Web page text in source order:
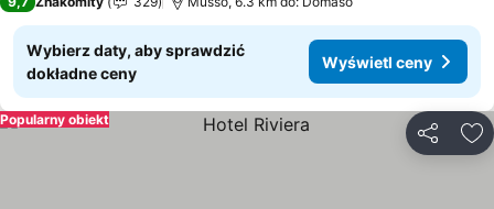
Wybierz daty, aby sprawdzić
dokładne ceny
Wyświetl ceny
Popularny obiekt